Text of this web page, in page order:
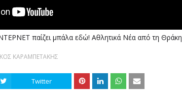
παίζει μπάλα εδώ! Αθλητικά Νέα από τη Θράκη
ΚΑΡΑΜΠΕΤΑΚΗΣ
Twitter